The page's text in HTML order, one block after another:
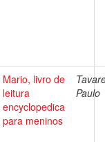
Mario, livro de
leitura
encyclopedica
para meninos
Paulo